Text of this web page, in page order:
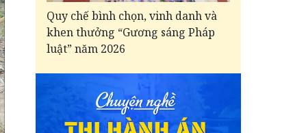
Quy chế bình chọn, vinh danh và
khen thưởng “Gương sáng Pháp
luật” năm 2026